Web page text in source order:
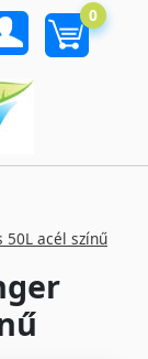
0
50L acél színű